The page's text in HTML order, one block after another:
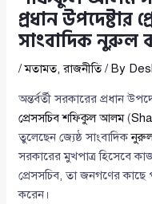
প্রধান উপদেষ্টার
সাংবাদিক নুরুল
/মতামত,রাজনীতি/ By
অন্তর্বর্তী সরকারের প্রধান
প্রেসসচিব শফিকুল আলম(
তুলেছেন জ্যেষ্ঠ সাংবাদিক
সরকারের মুখপাত্র হিসেবে
প্রেসসচিব, তা জনগণের কাছে
করেন।